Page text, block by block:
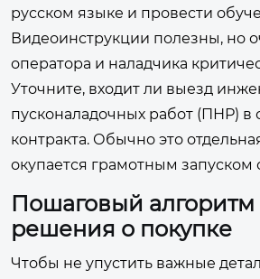
русском языке и провести
Видеоинструкции полезны, но
оператора и наладчика
Уточните, входит ли выезд
пусконаладочных работ (ПНР) в
контракта. Обычно это
окупается грамотным запуском
Пошаговый
решения о покупке
Чтобы не упустить важные